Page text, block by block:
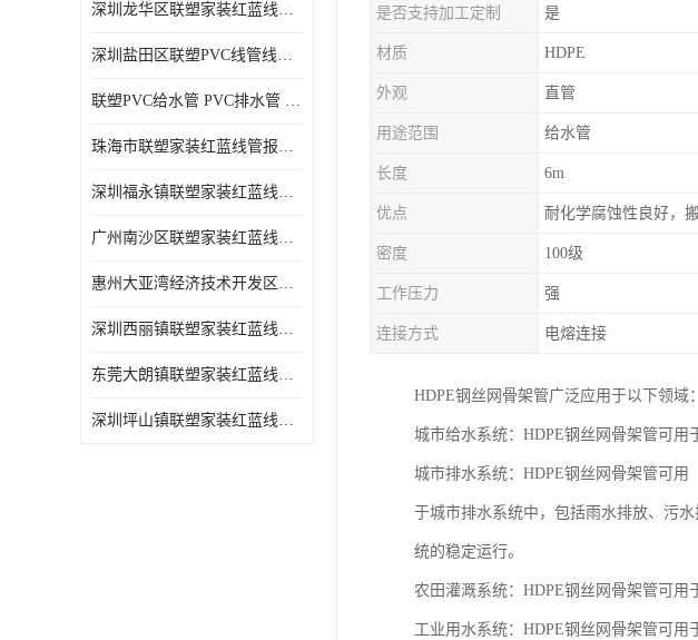
深圳龙华区联塑家装红蓝线管报价单
深圳盐田区联塑PVC线管线槽厂商 可零售批发
联塑PVC给水管 PVC排水管 PVC线管线槽
珠海市联塑家装红蓝线管报价表 联塑水管供货商
深圳福永镇联塑家装红蓝线管价格 支持送货上门
广州南沙区联塑家装红蓝线管批发 库存充足
惠州大亚湾经济技术开发区联塑PPR热水管公司
深圳西丽镇联塑家装红蓝线管供货商 联塑管道供应
东莞大朗镇联塑家装红蓝线管电话 联塑管道经销商
深圳坪山镇联塑家装红蓝线管型号 来电咨询
是否支持加工定制 是
材质 HDPE
外观 直管
用途范围 给水管
长度 6m
优点 耐化学腐蚀性良好，
密度 100级
工作压力 强
连接方式 电熔连接
HDPE钢丝网骨架管广泛应用于以下领域：
城市给水系统：HDPE钢丝网骨架管可用
城市排水系统：HDPE钢丝网骨架管可用
于城市排水系统中，包括雨水排放、污
统的稳定运行。
农田灌溉系统：HDPE钢丝网骨架管可用
工业用水系统：HDPE钢丝网骨架管可